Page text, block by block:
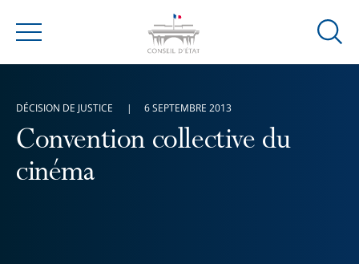
Menu
Ouvrir
Convention collective du
cinéma
DÉCISION DE JUSTICE 6 SEPTEMBRE 2013